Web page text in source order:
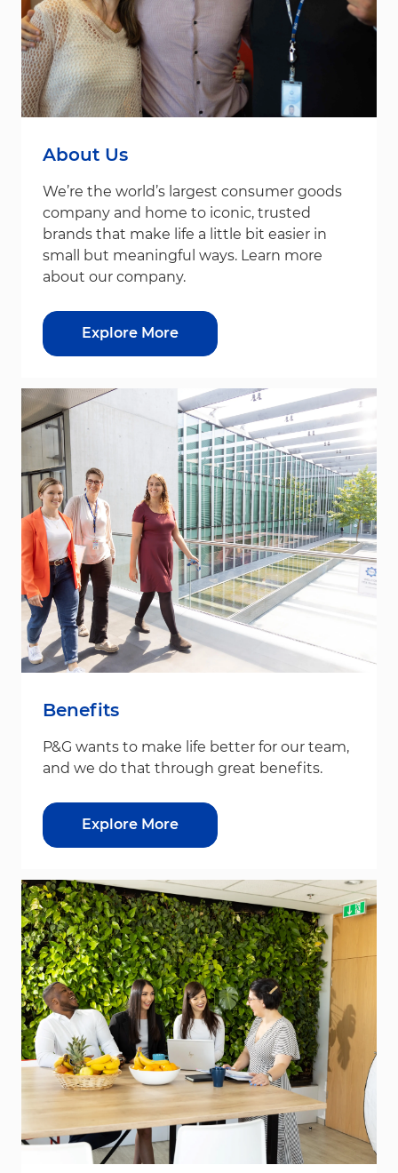
About Us
We’re the world’s largest consumer goods
company and home to iconic, trusted
brands that make life a little bit easier in
small but meaningful ways. Learn more
about our company.
Explore More
Benefits
P&G wants to make life better for our team,
and we do that through great benefits.
Explore More